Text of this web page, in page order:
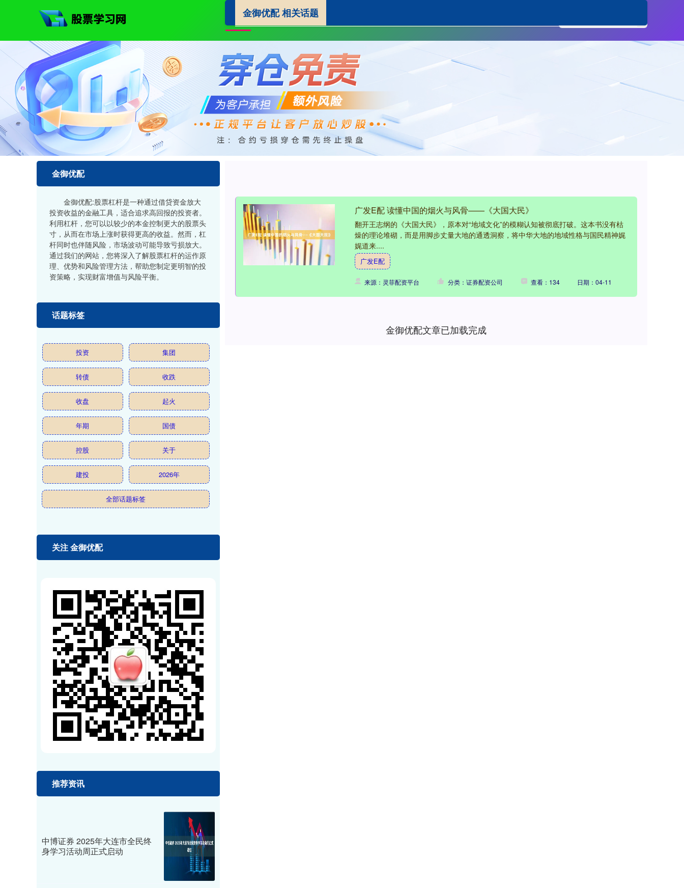
首页 金御优配 实盘配资官网
金御优配 相关话题
广发E配 读懂中国的烟火与风骨——《大国大民》
翻开王志纲的《大国大民》，原本对“地域文化”的模糊认知被彻底打破。这本书没有枯
燥的理论堆砌，而是用脚步丈量大地的通透洞察，将中华大地的地域性格与国民精神娓
娓道来....
广发E配
来源：灵菲配资平台 分类：证券配资公司 查看：134 日期：04-11
金御优配文章已加载完成
金御优配
金御优配:股票杠杆是一种通过借贷资金放大
投资收益的金融工具，适合追求高回报的投资者。
利用杠杆，您可以以较少的本金控制更大的股票头
寸，从而在市场上涨时获得更高的收益。然而，杠
杆同时也伴随风险，市场波动可能导致亏损放大。
通过我们的网站，您将深入了解股票杠杆的运作原
理、优势和风险管理方法，帮助您制定更明智的投
资策略，实现财富增值与风险平衡。
话题标签
投资 集团
转债 收跌
收盘 起火
年期 国债
控股 关于
建投 2026年
全部话题标签
关注 金御优配
推荐资讯
中博证券 2025年大连市全民终
身学习活动周正式启动